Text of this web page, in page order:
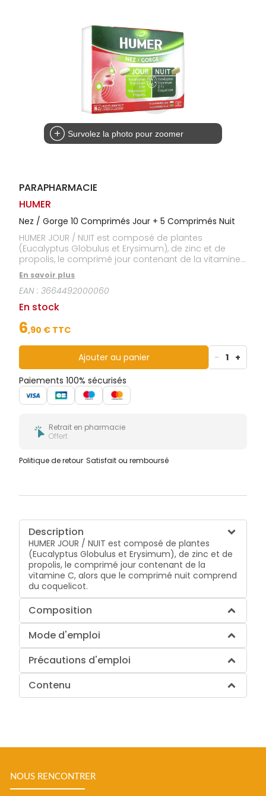
Survolez la photo pour zoomer
PARAPHARMACIE
HUMER
Nez / Gorge 10 Comprimés Jour + 5 Comprimés Nuit
HUMER JOUR / NUIT est composé de plantes
(Eucalyptus Globulus et Erysimum), de zinc et de
propolis, le comprimé jour contenant de la vitamine
C, alors que le comprimé nuit comprend du
coquelicot.
En savoir plus
EAN :3664492000060
En stock
6,90 € TTC
Ajouter au panier - 1 +
Paiements 100% sécurisés
Retrait en pharmacie
Offert
Politique de retour Satisfait ou remboursé
Description
HUMER JOUR / NUIT est composé de plantes
(Eucalyptus Globulus et Erysimum), de zinc et de
propolis, le comprimé jour contenant de la
vitamine C, alors que le comprimé nuit comprend
du coquelicot.
Composition
Mode d'emploi
Précautions d'emploi
Contenu
NOUS RENCONTRER